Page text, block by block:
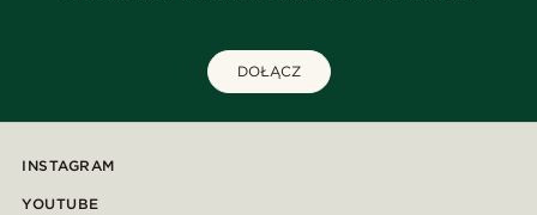
DOŁĄCZ
INSTAGRAM
YOUTUBE